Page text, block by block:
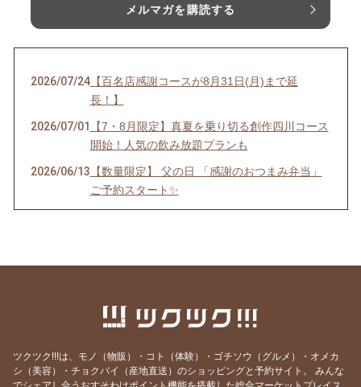
メルマガを購読する
2026/07/24【百名店感謝コースが8月31日(月)まで延
長！】
2026/07/01
【7・8月限定】真夏を乗り切る創作四川コース
開始！人気の飲み放題プランも
2026/06/13 【数量限定】 父の日 「感謝のおつまみ弁当」
ご予約スタート✨
2026/04/20🌿「新緑の活力×黒の発酵」で明日への活力
【ご報告】札幌以外で道内唯一の快挙！！ 百名
2026/04/01【本日解禁】泡で乾杯！ 春の息吹で整う 4月限
定「春満開」コースのご案内
ツクツク!!!は、モノ（物販）・コト（体験）・ゴチソウ（グルメ）・オメカ
シ（美容）・チョクバイ（産地直送）のショッピングと予約サイト。
みんな